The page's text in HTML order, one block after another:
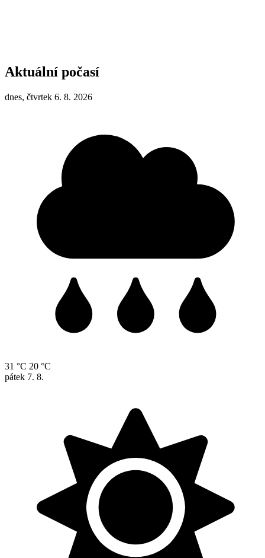
Aktuální počasí
dnes, čtvrtek 6. 8. 2026
31 °C 20 °C
pátek 7. 8.